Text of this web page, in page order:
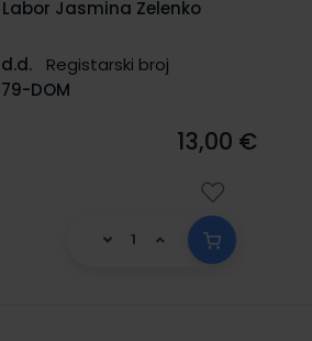
Jasmina Zelenko
d.d.
Registarski broj
DOM
13,00 €